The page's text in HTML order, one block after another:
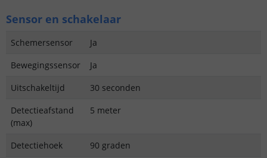
Sensor en schakelaar
Schemersensor
Ja
Bewegingssensor
Ja
Uitschakeltijd
30 seconden
Detectieafstand
(max)
5 meter
Detectiehoek
90 graden